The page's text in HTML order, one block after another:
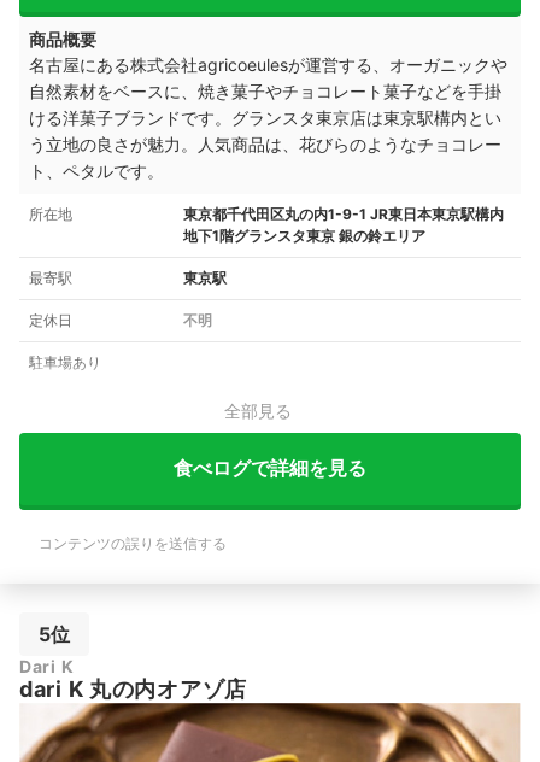
商品概要
名古屋にある株式会社agricoeulesが運営する、オーガニックや
自然素材をベースに、焼き菓子やチョコレート菓子などを手掛
ける洋菓子ブランドです。グランスタ東京店は東京駅構内とい
う立地の良さが魅力。人気商品は、花びらのようなチョコレー
ト、ペタルです。
所在地
東京都千代田区丸の内1-9-1 JR東日本東京駅構内
地下1階グランスタ東京 銀の鈴エリア
最寄駅 東京駅
定休日 不明
駐車場あり
全部見る
食べログで詳細を見る
コンテンツの誤りを送信する
5位
Dari K
dari K 丸の内オアゾ店